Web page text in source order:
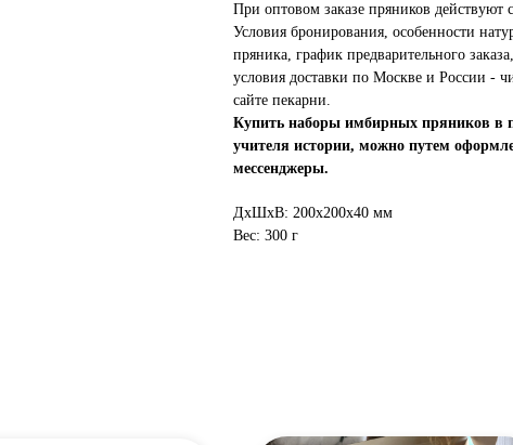
При оптовом заказе пряников действуют
Условия бронирования, особенности
пряника, график предварительного
условия доставки по Москве и России -
сайте пекарни.
Купить наборы имбирных пряников в
учителя истории, можно путем
мессенджеры.
ДxШxВ: 200x200x40 мм
Вес: 300 г